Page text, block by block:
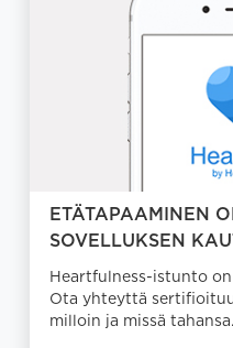
ETÄTAPAAMINEN
SOVELLUKSEN
Heartfulness-istunto
Ota yhteyttä
milloin ja missä tahansa.